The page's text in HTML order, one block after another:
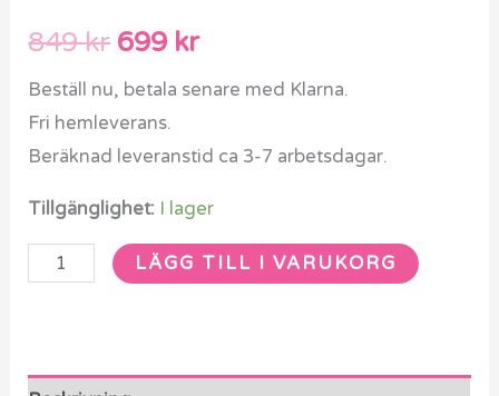
849kr 699 kr
Beställ nu, betala senare med Klarna.
Fri hemleverans.
Beräknad leveranstid ca 3-7 arbetsdagar.
Tillgänglighet: I lager
LÄGG TILL I VARUKORG